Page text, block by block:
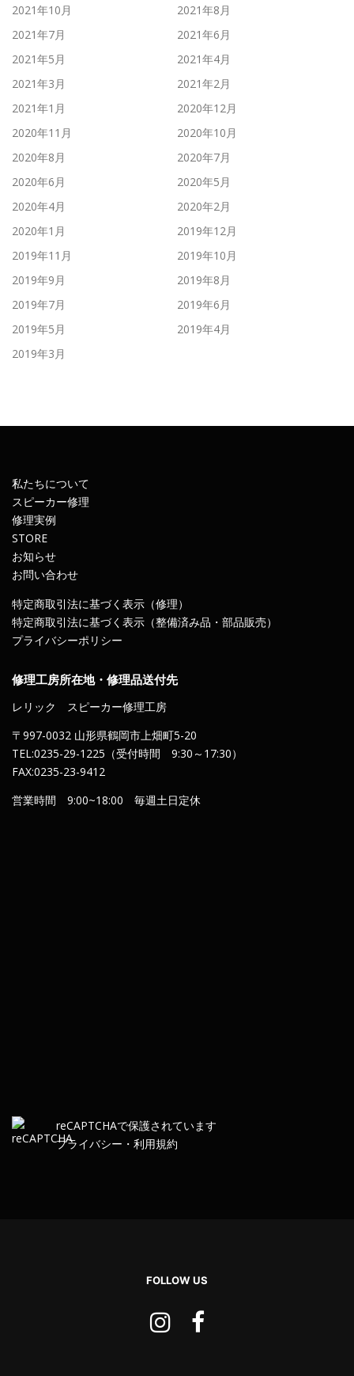
2021年10月
2021年8月
2021年7月
2021年6月
2021年5月
2021年4月
2021年3月
2021年2月
2021年1月
2020年12月
2020年11月
2020年10月
2020年8月
2020年7月
2020年6月
2020年5月
2020年4月
2020年2月
2020年1月
2019年12月
2019年11月
2019年10月
2019年9月
2019年8月
2019年7月
2019年6月
2019年5月
2019年4月
2019年3月
私たちについて
スピーカー修理
修理実例
STORE
お知らせ
お問い合わせ
特定商取引法に基づく表示（修理）
特定商取引法に基づく表示（整備済み品・部品販売）
プライバシーポリシー
修理工房所在地・修理品送付先
レリック スピーカー修理工房
〒997-0032 山形県鶴岡市上畑町5-20
TEL:0235-29-1225（受付時間 9:30～17:30）
FAX:0235-23-9412
営業時間 9:00~18:00 毎週土日定休
reCAPTCHAで保護されています
プライバシー ・ 利用規約
FOLLOW US